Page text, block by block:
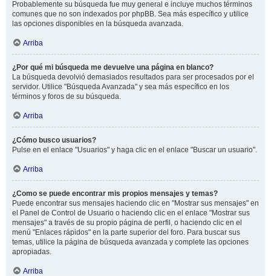
Probablemente su búsqueda fue muy general e incluye muchos términos
comunes que no son indexados por phpBB. Sea más específico y utilice
las opciones disponibles en la búsqueda avanzada.
Arriba
¿Por qué mi búsqueda me devuelve una página en blanco?
La búsqueda devolvió demasiados resultados para ser procesados por el
servidor. Utilice "Búsqueda Avanzada" y sea más específico en los
términos y foros de su búsqueda.
Arriba
¿Cómo busco usuarios?
Pulse en el enlace "Usuarios" y haga clic en el enlace "Buscar un usuario".
Arriba
¿Como se puede encontrar mis propios mensajes y temas?
Puede encontrar sus mensajes haciendo clic en "Mostrar sus mensajes" en
el Panel de Control de Usuario o haciendo clic en el enlace "Mostrar sus
mensajes" a través de su propio página de perfil, o haciendo clic en el
menú "Enlaces rápidos" en la parte superior del foro. Para buscar sus
temas, utilice la página de búsqueda avanzada y complete las opciones
apropiadas.
Arriba